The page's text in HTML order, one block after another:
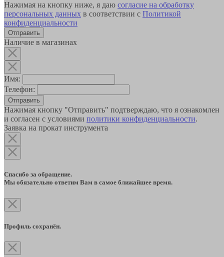
Нажимая на кнопку ниже, я даю согласие на обработку
персональных данных в соответствии с Политикой
конфиденциальности
Наличие в магазинах
Имя:
Телефон:
Отправить
Нажимая кнопку "Отправить" подтверждаю, что я ознакомлен
и согласен с условиями политики конфиденциальности.
Заявка на прокат инструмента
Спасибо за обращение.
Мы обязательно ответим Вам в самое ближайшее время.
Профиль сохранён.